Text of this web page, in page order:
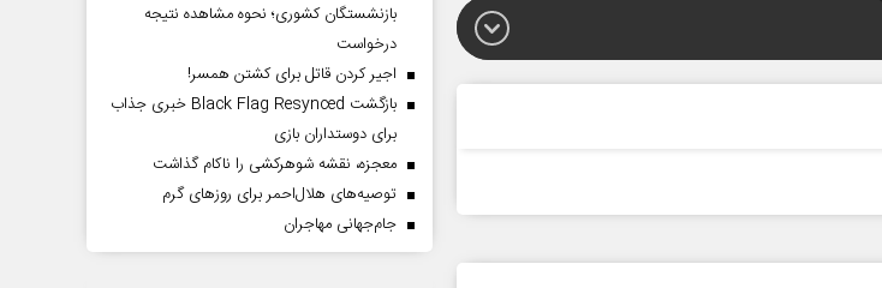
بازنشستگان کشوری؛ نحوه مشاهده نتیجه
درخواست
اجیر کردن قاتل برای کشتن همسر!
بازگشت Black Flag Resynced خبری جذاب
برای دوستداران بازی
معجزه، نقشه شوهرکشی را ناکام گذاشت
توصیه‌های هلال‌احمر برای روز‌های گرم
جام‌جهانی مهاجران